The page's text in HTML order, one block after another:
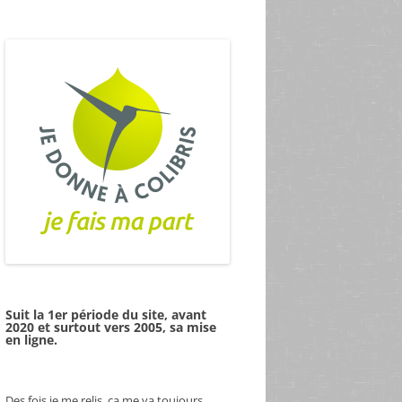
Suit la 1er période du site, avant
2020 et surtout vers 2005, sa mise
en ligne.